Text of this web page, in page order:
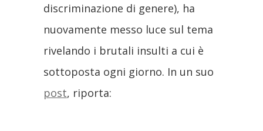
discriminazione di genere), ha
nuovamente messo luce sul tema
rivelando i brutali insulti a cui è
sottoposta ogni giorno. In un suo
post, riporta: